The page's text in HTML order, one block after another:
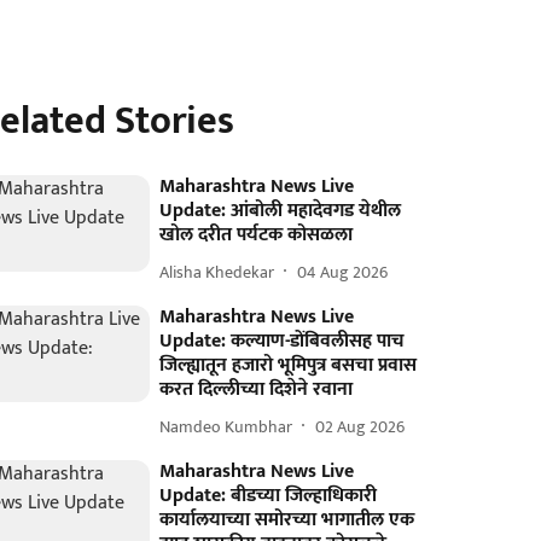
Stories
Maharashtra News Live
Update: आंबोली महादेवगड येथील
खोल दरीत पर्यटक कोसळला
Alisha Khedekar 04 Aug 2026
Maharashtra News Live
Update: कल्याण-डोंबिवलीसह पाच
जिल्ह्यातून हजारो भूमिपुत्र बसचा प्रवास
करत दिल्लीच्या दिशेने रवाना
Namdeo Kumbhar 02 Aug 2026
Maharashtra News Live
Update: बीडच्या जिल्हाधिकारी
कार्यालयाच्या समोरच्या भागातील एक